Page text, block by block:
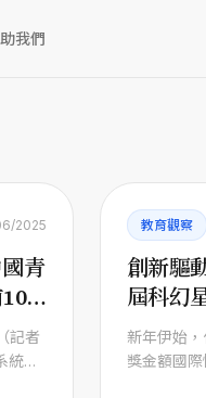
我們
2025
青
記者
統競
教育觀察
創新驅
屆科幻
新年伊始
獎金額國